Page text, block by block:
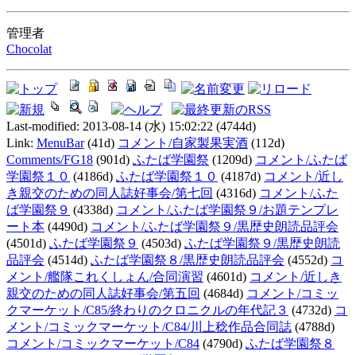
管理者
Chocolat
Last-modified: 2013-08-14 (水) 15:02:22 (4744d)
Link: MenuBar(41d) コメント/自家製果実酒 (112d)
Comments/FG18 (901d) ふたば学園祭 (1209d) コメント/ふたば
学園祭１０ (4186d) ふたば学園祭１０ (4187d) コメント/近し
き親交のための同人誌好事会/第七回 (4316d) コメント/ふた
ば学園祭９ (4338d) コメント/ふたば学園祭９/お題テンプレ
ート本 (4490d) コメント/ふたば学園祭９/黒歴史朗読品評会
(4501d) ふたば学園祭９ (4503d) ふたば学園祭９/黒歴史朗読
品評会 (4514d) ふたば学園祭８/黒歴史朗読品評会 (4552d) コ
メント/艦隊これくしょん/合同演習 (4601d) コメント/近しき
親交のための同人誌好事会/第五回 (4684d) コメント/コミッ
クマーケット/C85/終わりのクロニクルの年代記３ (4732d) コ
メント/コミックマーケット/C84/川上稔作品合同誌 (4788d)
コメント/コミックマーケット/C84 (4790d) ふたば学園祭８